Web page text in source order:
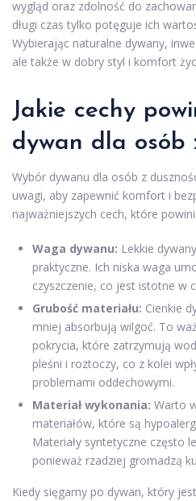
wygląd oraz zdolność do
długi czas tylko potęguje ich
Wybierając naturalne dywany,
ale także w dobry styl i komfort
Jakie cechy
dywan dla osób
Wybór dywanu dla osób z
uwagi, aby zapewnić komfort i
najważniejszych cech, które
Waga dywanu: Lekkie
praktyczne. Ich niska waga
czyszczenie, co jest istotne w
Grubość materiału: Cienkie
mniej absorbują wilgoć. To
pokrycia, które zatrzymują
pleśni i roztoczy, co z kolei
problemami oddechowymi.
Materiał wykonania: Warto
materiałów, które są
Materiały syntetyczne często
ponieważ rzadziej gromadzą
Kiedy sięgamy po dywan, który